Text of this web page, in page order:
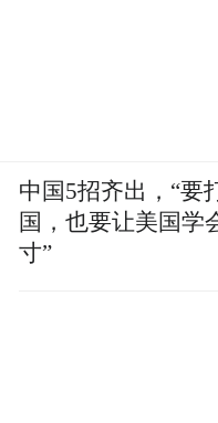
中国5招齐出，“要
国，也要让美国学
寸”